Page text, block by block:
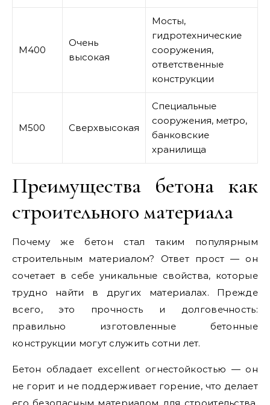
М400
Очень
высокая
Мосты,
гидротехнические
сооружения,
ответственные
конструкции
М500 Сверхвысокая
Специальные
сооружения, метро,
банковские
хранилища
Преимущества бетона как
строительного материала
Почему же бетон стал таким популярным
строительным материалом? Ответ прост — он
сочетает в себе уникальные свойства, которые
трудно найти в других материалах. Прежде
всего, это прочность и долговечность:
правильно изготовленные бетонные
конструкции могут служить сотни лет.
Бетон обладает excellent огнестойкостью — он
не горит и не поддерживает горение, что делает